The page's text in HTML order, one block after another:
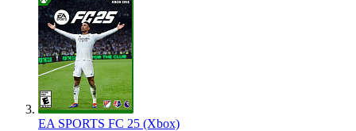
EA SPORTS FC 25 (Xbox)